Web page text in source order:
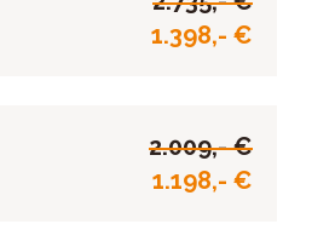
1.398,- €
2.009,- €
1.198,- €